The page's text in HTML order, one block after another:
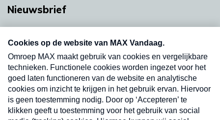
Nieuwsbrief
nieuwsbrief. Elke vrijdag- en dinsdagochtend in
uw mailbox.
Verzend